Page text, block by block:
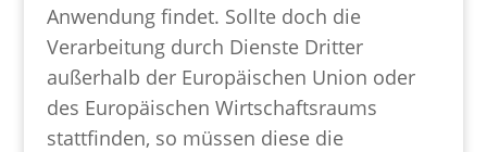
Anwendung findet. Sollte doch die
Verarbeitung durch Dienste Dritter
außerhalb der Europäischen Union oder
des Europäischen Wirtschaftsraums
stattfinden, so müssen diese die